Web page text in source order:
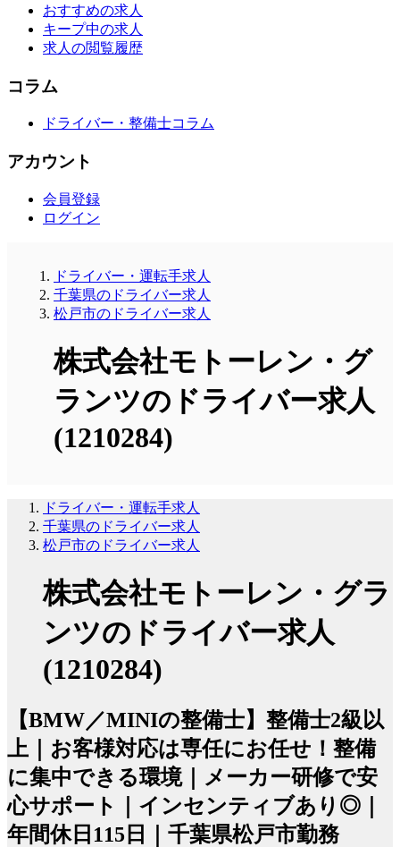
おすすめの求人
キープ中の求人
求人の閲覧履歴
コラム
ドライバー・整備士コラム
アカウント
会員登録
ログイン
ドライバー・運転手求人
千葉県のドライバー求人
松戸市のドライバー求人
株式会社モトーレン・グ
ランツのドライバー求人
(1210284)
ドライバー・運転手求人
千葉県のドライバー求人
松戸市のドライバー求人
株式会社モトーレン・グラ
ンツのドライバー求人
(1210284)
【BMW／MINIの整備士】整備士2級以
上｜お客様対応は専任にお任せ！整備
に集中できる環境｜メーカー研修で安
心サポート｜インセンティブあり◎｜
年間休日115日｜千葉県松戸市勤務